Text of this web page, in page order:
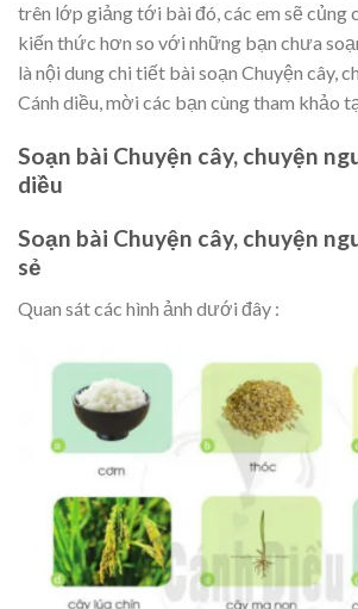
trên lớp giảng tới bài đó, các em sẽ củng
kiến thức hơn so với những bạn chưa
là nội dung chi tiết bài soạn Chuyện cây,
Cánh diều, mời các bạn cùng tham khảo
Soạn bài Chuyện cây, chuyện
diều
Soạn bài Chuyện cây, chuyện
sẻ
Quan sát các hình ảnh dưới đây :